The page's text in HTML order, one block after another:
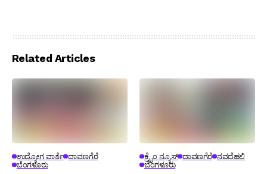
Related Articles
ಉದ್ಯೋಗ ವಾರ್ತೆ ದಾವಣಗೆರೆ
ಬೆಂಗಳೂರು
ಕ್ರೈಂ ನ್ಯೂಸ್ ದಾವಣಗೆರೆ ನವದೆಹಲಿ
ಬೆಂಗಳೂರು